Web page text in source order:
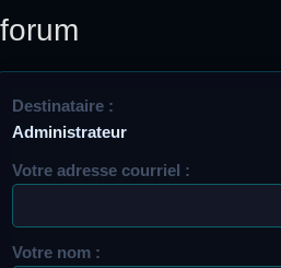
forum
Destinataire :
Administrateur
Votre adresse courriel :
Votre nom :